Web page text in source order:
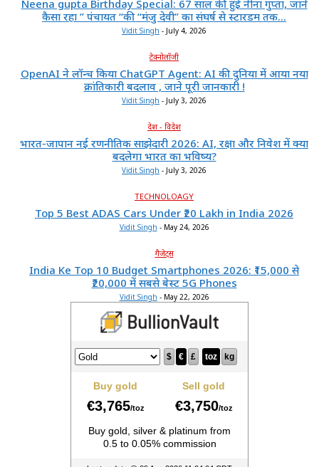
Neena gupta Birthday Special: 67 साल की हुईं नीना गुप्ता, जाने
कैसा रहा ” पंचायत “की “मंजु देवी” का संघर्ष से स्टारडम तक...
Vidit Singh - July 4, 2026
टेक्नोलॉजी
OpenAI ने लॉन्च किया ChatGPT Agent: AI की दुनिया में आया नया
क्रांतिकारी बदलाव , जाने पूरी जानकारी !
Vidit Singh - July 3, 2026
देश - विदेश
भारत-जापान नई रणनीतिक साझेदारी 2026: AI, रक्षा और निवेश में क्या
बदलेगा भारत का भविष्य?
Vidit Singh - July 3, 2026
TECHNOLOAGY
Top 5 Best ADAS Cars Under ₹20 Lakh in India 2026
Vidit Singh - May 24, 2026
गैजेट्स
India Ke Top 10 Budget Smartphones 2026: ₹15,000 से
₹20,000 में सबसे बेस्ट 5G Phones
Vidit Singh - May 22, 2026